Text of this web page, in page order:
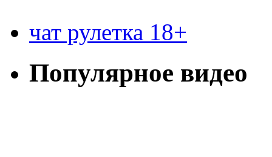
чат рулетка 18+
Популярное видео